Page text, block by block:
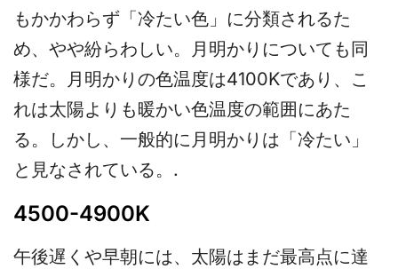
もかかわらず「冷たい色」に分類されるた
め、やや紛らわしい。月明かりについても同
様だ。月明かりの色温度は4100Kであり、こ
れは太陽よりも暖かい色温度の範囲にあた
る。しかし、一般的に月明かりは「冷たい」
と見なされている。.
4500-4900K
午後遅くや早朝には、太陽はまだ最高点に達